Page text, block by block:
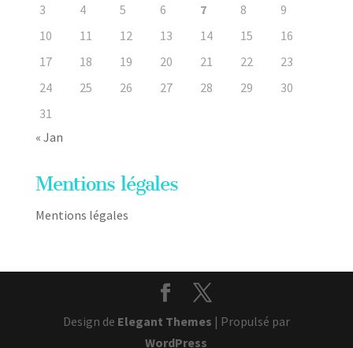
3
4 5 6 7 8
9
10
11 12 13 14 15
16
17
18 19 20 21 22
23
24
25 26 27 28 29
30
31
« Jan
Mentions légales
Mentions légales
Design de Elegant Themes | Propulsé par
WordPress